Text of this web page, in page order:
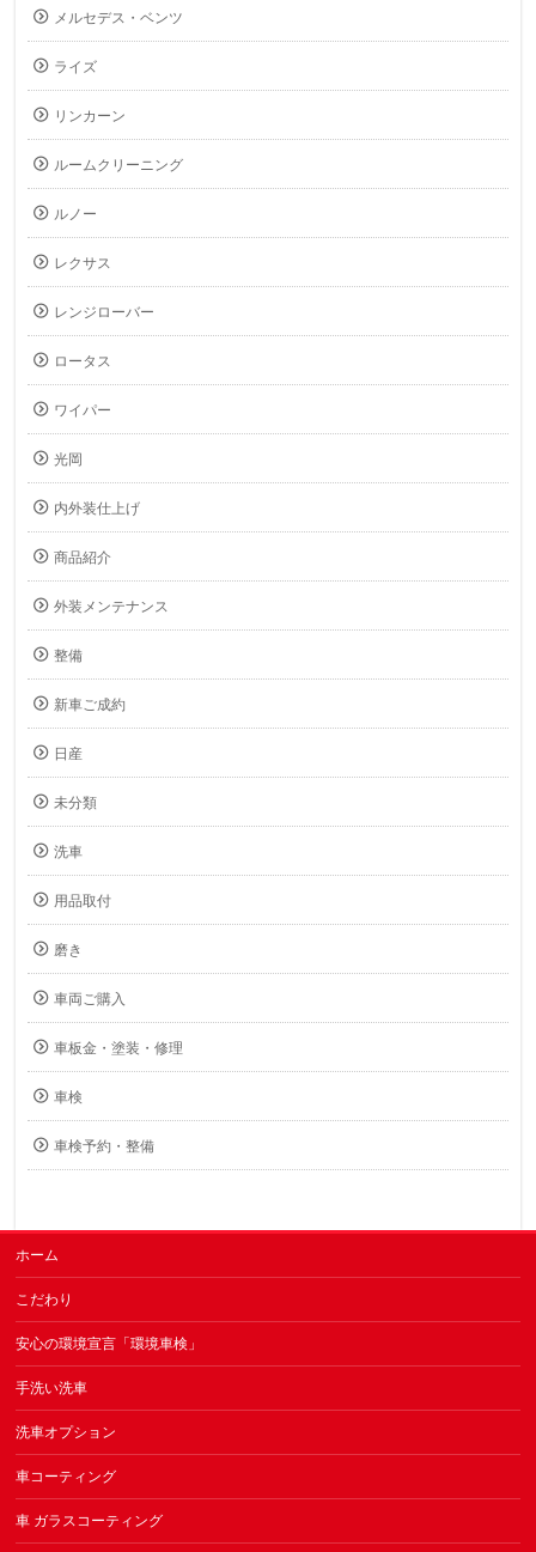
メルセデス・ベンツ
ライズ
リンカーン
ルームクリーニング
ルノー
レクサス
レンジローバー
ロータス
ワイパー
光岡
内外装仕上げ
商品紹介
外装メンテナンス
整備
新車ご成約
日産
未分類
洗車
用品取付
磨き
車両ご購入
車板金・塗装・修理
車検
車検予約・整備
ホーム
こだわり
安心の環境宣言「環境車検」
手洗い洗車
洗車オプション
車コーティング
車 ガラスコーティング